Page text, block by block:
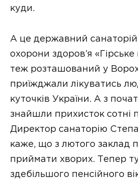
куди.
А це державний санаторій
охорони здоров’я «Гірське
теж розташований у
приїжджали лікуватись
куточків України. А з
знайшли прихисток сотні
Директор санаторію
каже, що з лютого заклад
приймати хворих. Тепер
здебільшого пенсійного